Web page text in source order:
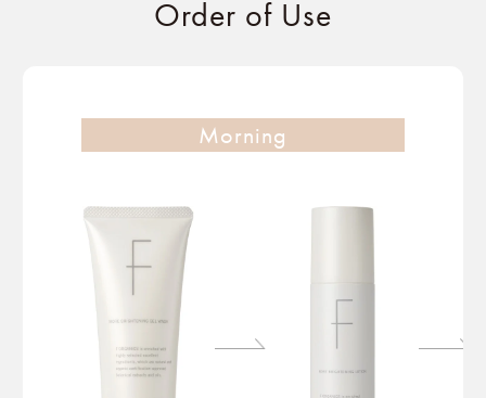
Order of Use
Morning